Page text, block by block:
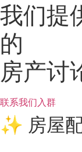
我们提
的
房产讨
联系我们入群
✨ 房屋